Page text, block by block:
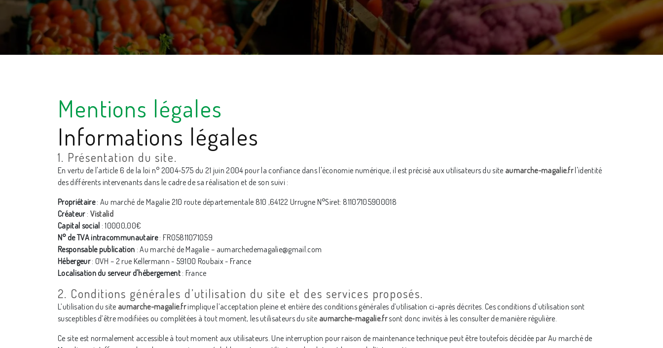
Mentions légales
Informations légales
1. Présentation du site.
En vertu de l'article 6 de la loi n° 2004-575 du 21 juin 2004 pour la confiance dans l'économie numérique, il est précisé aux utilisateurs du site aumarche-magalie.frl'identité
des différents intervenants dans le cadre de sa réalisation et de son suivi :
Propriétaire: Au marché de Magalie 210 route départementale 810 ,64122 Urrugne N°Siret: 81107105900018
Créateur: Vistalid
Capital social : 10000,00€
N° de TVA intracommunautaire: FR05811071059
Responsable publication : Au marché de Magalie – aumarchedemagalie@gmail.com
Hébergeur: OVH – 2 rue Kellermann - 59100 Roubaix - France
Localisation du serveur d'hébergement: France
2. Conditions générales d’utilisation du site et des services proposés.
L’utilisation du site aumarche-magalie.frimplique l’acceptation pleine et entière des conditions générales d’utilisation ci-après décrites. Ces conditions d’utilisation sont
susceptibles d’être modifiées ou complétées à tout moment, les utilisateurs du site aumarche-magalie.frsont donc invités à les consulter de manière régulière.
Ce site est normalement accessible à tout moment aux utilisateurs. Une interruption pour raison de maintenance technique peut être toutefois décidée par Au marché de